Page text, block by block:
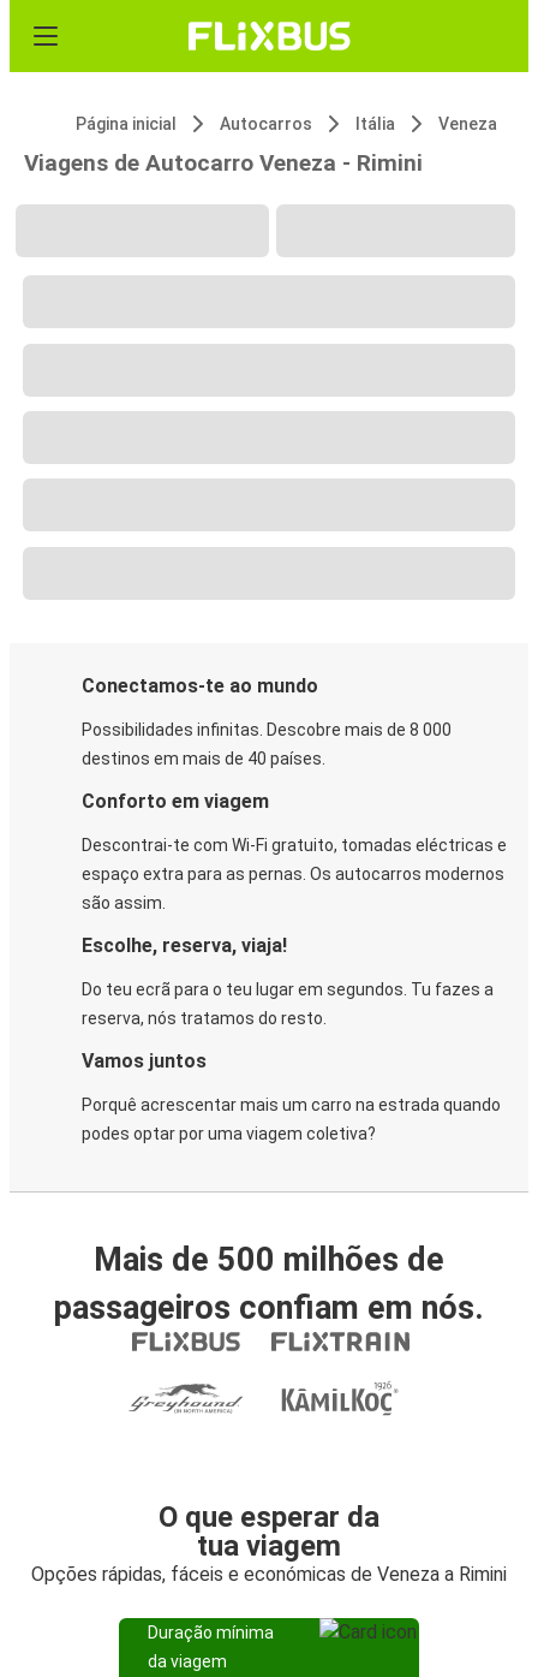
Página inicial Autocarros Itália Veneza
Viagens de Autocarro Veneza - Rimini
Conectamos-te ao mundo
Possibilidades infinitas. Descobre mais de 8 000
destinos em mais de 40 países.
Conforto em viagem
Descontrai-te com Wi-Fi gratuito, tomadas eléctricas e
espaço extra para as pernas. Os autocarros modernos
são assim.
Escolhe, reserva, viaja!
Do teu ecrã para o teu lugar em segundos. Tu fazes a
reserva, nós tratamos do resto.
Vamos juntos
Porquê acrescentar mais um carro na estrada quando
podes optar por uma viagem coletiva?
Mais de 500 milhões de
passageiros confiam em nós.
O que esperar da
tua viagem
Opções rápidas, fáceis e económicas de Veneza a Rimini
Duração mínima
da viagem